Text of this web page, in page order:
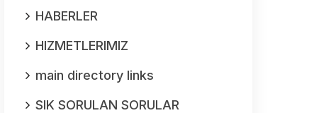
HABERLER
HIZMETLERIMIZ
main directory links
SIK SORULAN SORULAR